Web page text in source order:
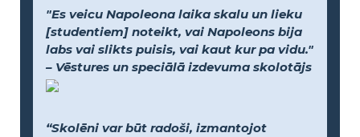
"Es veicu Napoleona laika skalu un lieku
[studentiem] noteikt, vai Napoleons bija
labs vai slikts puisis, vai kaut kur pa vidu."
– Vēstures un speciālā izdevuma skolotājs
“Skolēni var būt radoši, izmantojot